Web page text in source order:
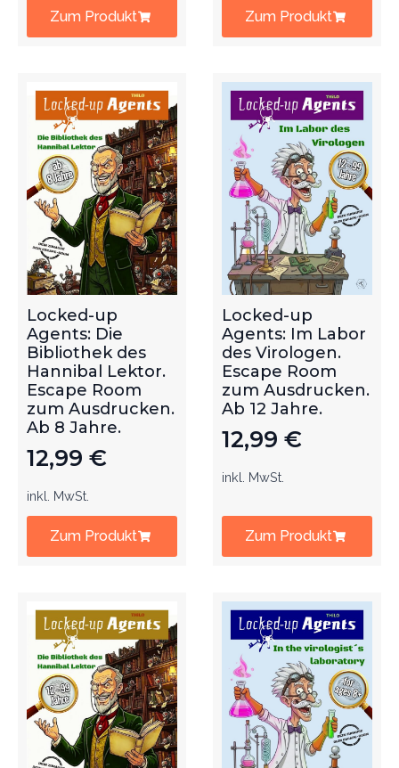
Zum Produkt Zum Produkt
Locked-up
Agents: Die
Bibliothek des
Hannibal Lektor.
Escape Room
zum Ausdrucken.
Ab 8 Jahre.
12,99 €
inkl. MwSt.
Zum Produkt
Locked-up
Agents: Im Labor
des Virologen.
Escape Room
zum Ausdrucken.
Ab 12 Jahre.
12,99 €
inkl. MwSt.
Zum Produkt